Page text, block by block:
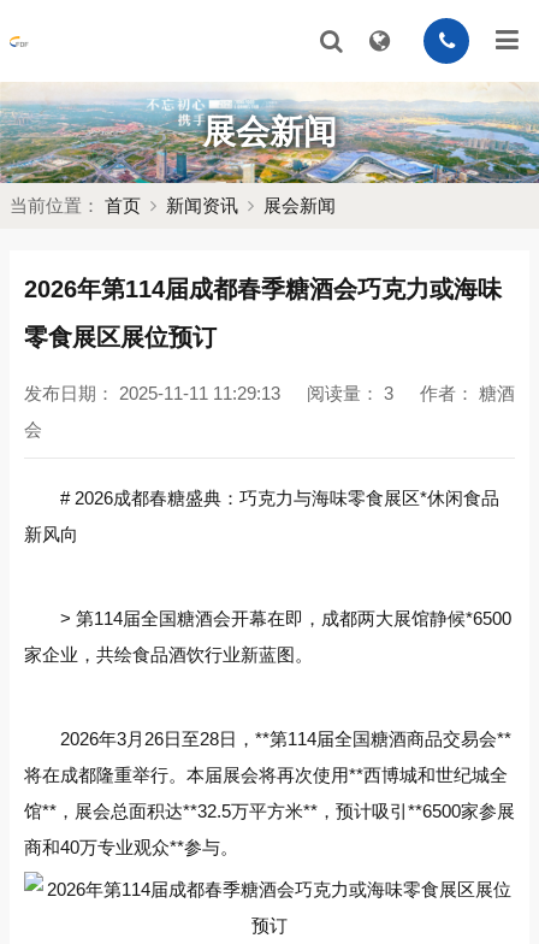
展会新闻
当前位置： 首页 新闻资讯 展会新闻
2026年第114届成都春季糖酒会巧克力或海味
零食展区展位预订
发布日期： 2025-11-11 11:29:13 阅读量： 3 作者： 糖酒
会
# 2026成都春糖盛典：巧克力与海味零食展区*休闲食品
新风向
> 第114届全国糖酒会开幕在即，成都两大展馆静候*6500
家企业，共绘食品酒饮行业新蓝图。
2026年3月26日至28日，**第114届全国糖酒商品交易会**
将在成都隆重举行。本届展会将再次使用**西博城和世纪城全
馆**，展会总面积达**32.5万平方米**，预计吸引**6500家参展
商和40万专业观众**参与。